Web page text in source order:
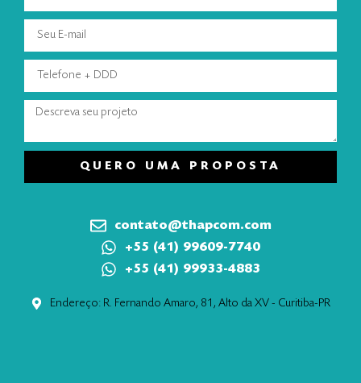
QUERO UMA PROPOSTA
contato@thapcom.com
+55 (41) 99609-7740
+55 (41) 99933-4883
Endereço: R. Fernando Amaro, 81, Alto da XV - Curitiba-PR